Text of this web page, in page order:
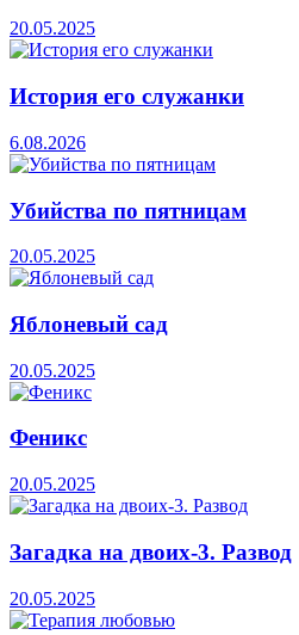
20.05.2025
История его служанки
6.08.2026
Убийства по пятницам
20.05.2025
Яблоневый сад
20.05.2025
Феникс
20.05.2025
Загадка на двоих-3. Развод
20.05.2025